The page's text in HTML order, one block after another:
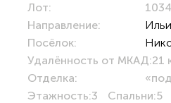
Лот:
Направление:
Посёлок:
Удалённость от МКАД:21
Отделка:
Этажность:3 Спальни:5